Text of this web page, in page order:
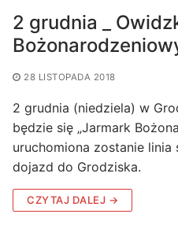
2 grudnia _
28 LISTOPADA 2018
2 grudnia (niedziela) w
będzie się „Jarmark
uruchomiona zostanie linia
dojazd do Grodziska.
CZYTAJ DALEJ →